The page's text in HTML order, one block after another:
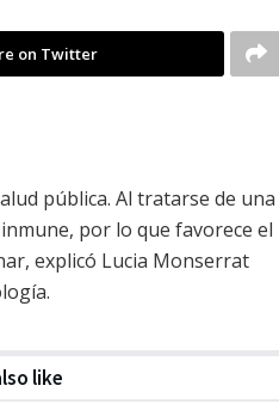
on Twitter
pública. Al tratarse de una
por lo que favorece el
explicó Lucia Monserrat
like